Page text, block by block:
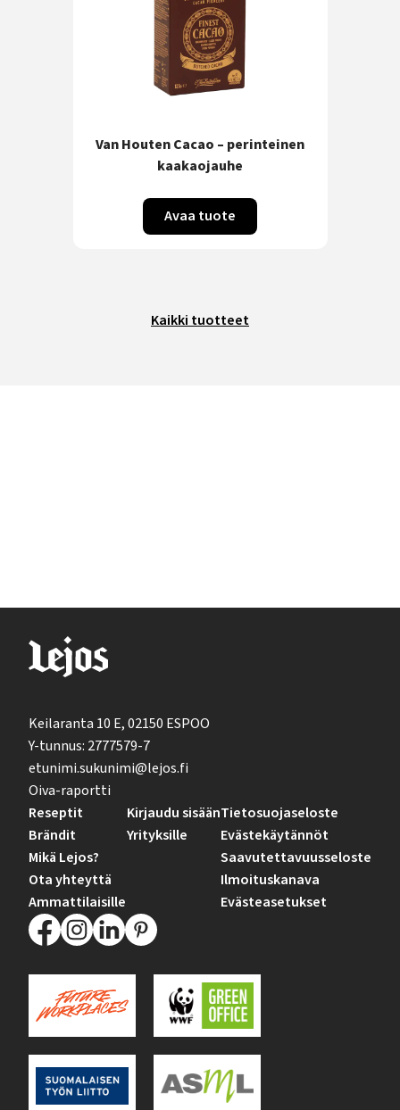
Van Houten Cacao – perinteinen
kaakaojauhe
Avaa tuote
Kaikki tuotteet
Keilaranta 10 E, 02150 ESPOO
Y-tunnus: 2777579-7
etunimi.sukunimi@lejos.fi
Oiva-raportti
Reseptit
Brändit
Mikä Lejos?
Ota yhteyttä
Ammattilaisille
Kirjaudu sisään
Yrityksille
Tietosuojaseloste
Evästekäytännöt
Saavutettavuusseloste
Ilmoituskanava
Evästeasetukset